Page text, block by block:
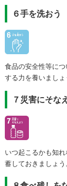
６手を洗おう
食品の安全性等に
する力を養いましょ
７災害にそな
いつ起こるかも知
蓄しておきましょう